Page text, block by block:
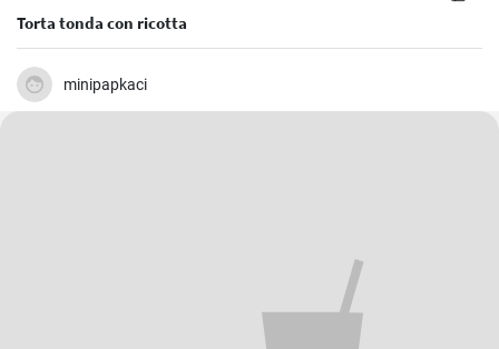
Torta tonda con ricotta
minipapkaci